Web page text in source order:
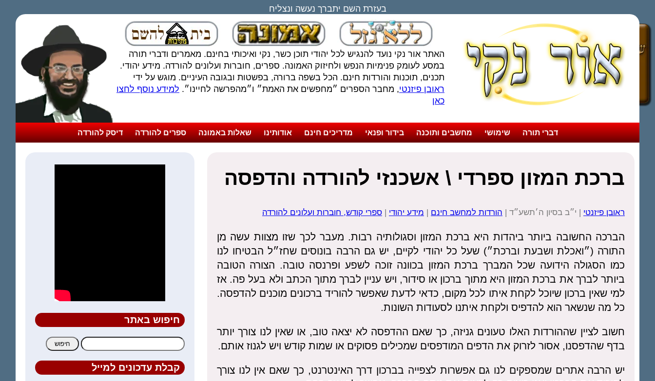
בעזרת השם יתברך נעשה ונצליח
האתר אור נקי נועד להנגיש לכל יהודי תוכן כשר, נקי ואיכותי בחינם. מאמרים ודברי תורה
במסע לעומק פנימיות הנפש ולחיזוק האמונה. ספרים, חוברות ועלונים להורדה. מידע יהודי.
תכנים, תוכנות והורדות חינם. הכל בשפה ברורה, בפשטות ובגובה העיניים. מוגש על ידי
ראובן פיזנטי, מחבר הספרים ״מחפשים את האמת״ ו״מהפרשה לחיינו״. למידע נוסף לחצו
כאן
דברי תורה שימושי מחשבים ותוכנה בידור ופנאי מדריכים חינם אודותינו שאלות באמונה ספרים להורדה דיסק להורדה
ברכת המזון ספרדי \ אשכנזי להורדה והדפסה
ראובן פיזנטי | י״ב בסיון ה׳תשע״ד | הורדות למחשב חינם | מידע יהודי | ספרי קודש, חוברות ועלונים להורדה
הברכה החשובה ביותר ביהדות היא ברכת המזון וסגולותיה רבות. מעבר לכך שזו מצוות עשה מן
התורה (״ואכלת ושבעת וברכת״) שעל כל יהודי לקיים, יש גם הרבה בונוסים שחז״ל הבטיחו לנו
כמו הסגולה הידועה שכל המברך ברכת המזון בכוונה זוכה לשפע ופרנסה טובה. הצורה הטובה
ביותר לברך את ברכת המזון היא מתוך ברכון או סידור, ויש עניין לברך מתוך הכתב ולא בעל פה. אז
למי שאין ברכון שיוכל לקחת איתו לכל מקום, כדאי לדעת שאפשר להוריד ברכונים מוכנים להדפסה.
כל מה שנשאר הוא להדפיס ולקחת איתנו לסעודות השונות.
חשוב לציין שההורדות האלו טעונים גניזה, כך שאם ההדפסה לא יצאה טוב, או שאין לנו צורך יותר
בדף שהדפסנו, אסור לזרוק את הדפים המודפסים שמכילים פסוקים או שמות קודש ויש לגנוז אותם.
יש הרבה אתרים שמספקים לנו גם אפשרות לצפייה בברכון דרך האינטרנט, כך שאם אין לנו צורך
חיפוש באתר
חיפוש:
קבלת עדכונים למייל